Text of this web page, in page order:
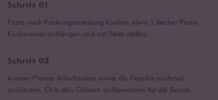
Schritt 01
Pasta nach Packungsanleitung kochen, etwa 1 Becher Pasta
Kochwasser auffangen und zur Seite stellen.
Schritt 02
In einer Pfanne Artischocken sowie die Paprika nochmal
andünsten, Öl in den Gläsern aufbewahren für die Sauce.